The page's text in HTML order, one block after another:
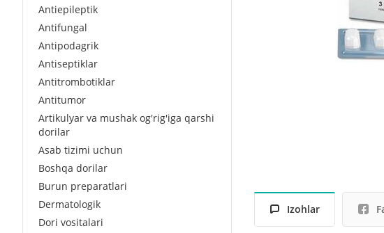
Izohlar
Antiepileptik
Antifungal
Antipodagrik
Antiseptiklar
Antitrombotiklar
Antitumor
Artikulyar va mushak og'rig'iga qarshi
dorilar
Asab tizimi uchun
Boshqa dorilar
Burun preparatlari
Dermatologik
Dori vositalari